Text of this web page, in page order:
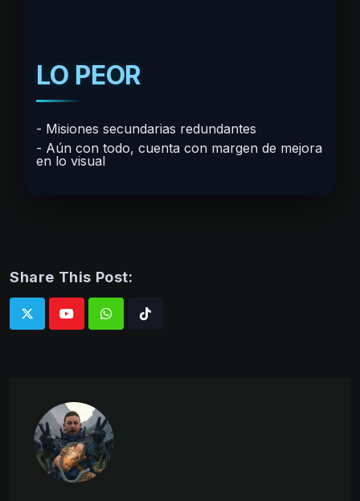
LO PEOR
Misiones secundarias redundantes
Aún con todo, cuenta con margen de mejora
en lo visual
Share This Post:
WhatsappTiktok